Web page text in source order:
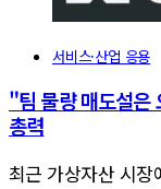
서비스·산업 응용
"팀 물량 매도설
총력
최근 가상자산 시장